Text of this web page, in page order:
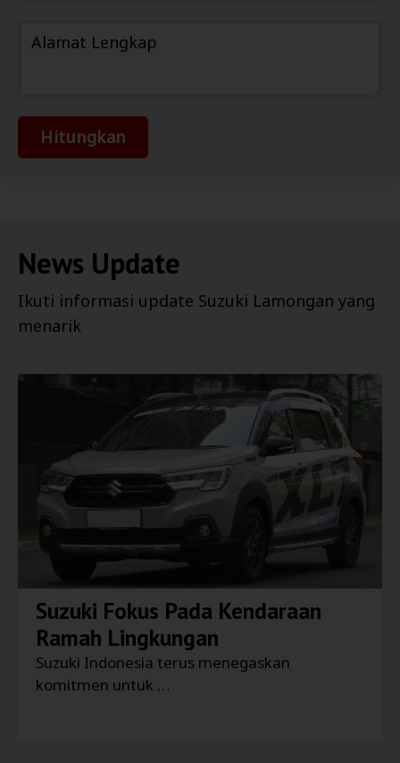
Alamat Lengkap
Hitungkan
News Update
Ikuti informasi update Suzuki Lamongan yang
menarik
Suzuki Fokus Pada Kendaraan
Ramah Lingkungan
Suzuki Indonesia terus menegaskan
komitmen untuk …